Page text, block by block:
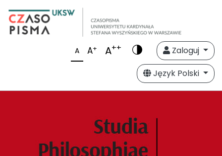
A A+ A++
Zaloguj
Język Polski